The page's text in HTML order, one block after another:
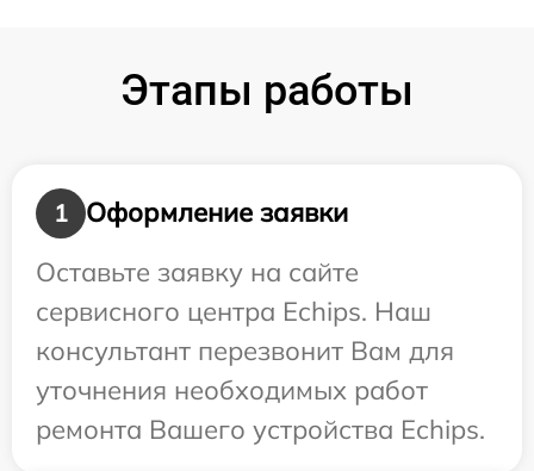
Этапы работы
1
Оформление заявки
Оставьте заявку на сайте
сервисного центра Echips. Наш
консультант перезвонит Вам для
уточнения необходимых работ
ремонта Вашего устройства Echips.